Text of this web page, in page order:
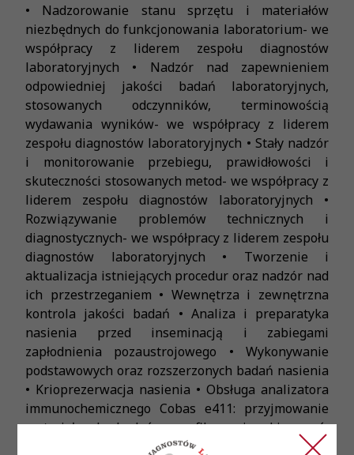
• Nadzorowanie stanu sprzętu i materiałów
niezbędnych do funkcjonowania laboratorium- we
współpracy z liderem zespołu diagnostów
laboratoryjnych • Nadzór nad zapewnieniem
odpowiedniej jakości badań laboratoryjnych,
stosowanych odczynników, terminowością
wydawania wyników- we współpracy z liderem
zespołu diagnostów laboratoryjnych • Stały nadzór
i monitorowanie przebiegu, prawidłowości i
skuteczności stosowanych metod- we współpracy z
liderem zespołu diagnostów laboratoryjnych •
Rozwiązywanie problemów technicznych i
diagnostycznych- we współpracy z liderem zespołu
diagnostów laboratoryjnych • Tworzenie i
aktualizacja istniejących procedur oraz nadzór nad
ich przestrzeganiem • Wewnętrza i zewnętrzna
kontrola jakości badań • Analiza i preparatyka
nasienia przed inseminacją i zabiegami
zapłodnienia pozaustrojowego • Wykonywanie
podstawowych oraz rozszerzonych badań nasienia
• Krioprezerwacja nasienia • Obsługa analizatora
immunochemicznego Cobas e411: przyjmowanie
materiału do badań, weryfikowanie skierowań,
walidacja wyników • Prowadzenie szkoleń dla